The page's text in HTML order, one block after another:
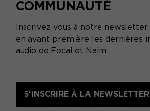
COMMUNAUTÉ
Inscrivez-vous à notre
en avant-première les dernières
audio de Focal et Naim.
S'INSCRIRE À LA NEWSLETTER